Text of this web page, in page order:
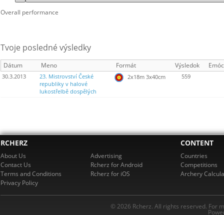
Overall performance
Tvoje posledné výsledky
Dátum Meno Formát Výsledok
30.3.2013
23. Mistrovství České
republiky v halové
lukostřelbě dospělých
2x18m 3x40cm 559
RCHERZ
About Us
Contact Us
Terms and Conditions
Privacy Policy
Advertising
Rcherz for Android
Rcherz for iOS
CONTENT
Countries
Competitions
Archery
© 2026 Rcherz. All rights reserved. For